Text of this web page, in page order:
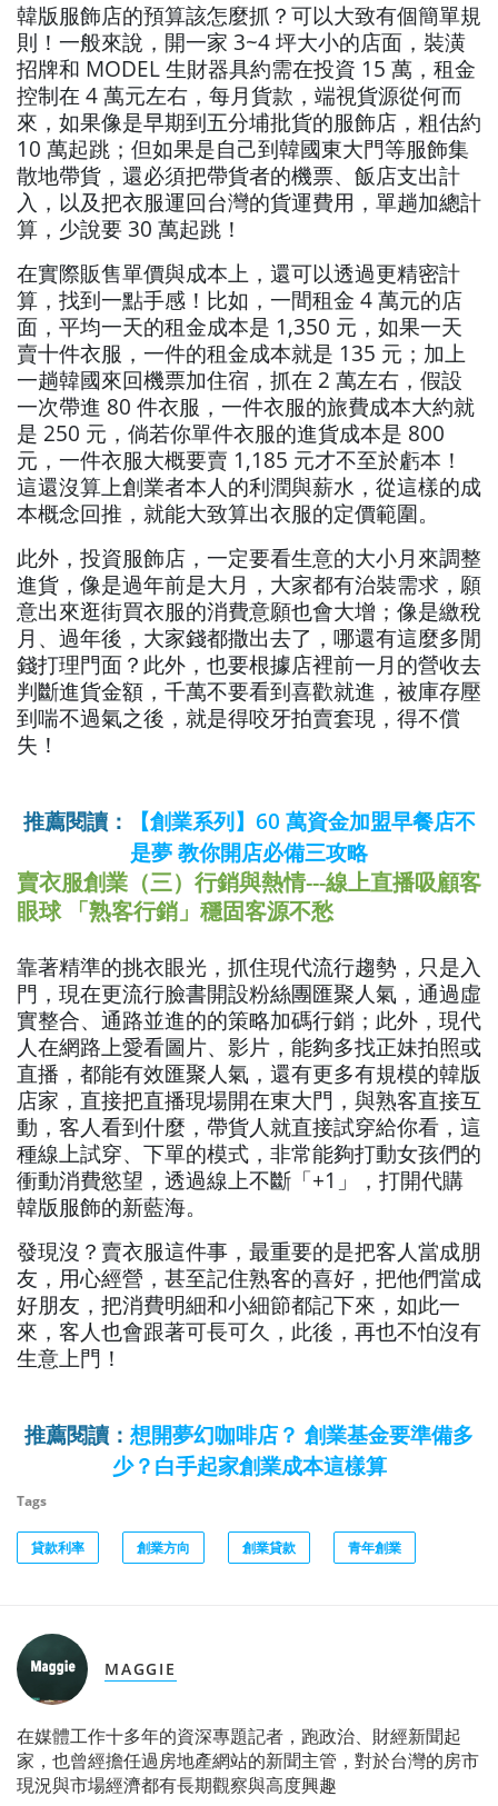
韓版服飾店的預算該怎麼抓？可以大致有個簡單規
則！一般來說，開一家 3~4 坪大小的店面，裝潢
招牌和 MODEL 生財器具約需在投資 15 萬，租金
控制在 4 萬元左右，每月貨款，端視貨源從何而
來，如果像是早期到五分埔批貨的服飾店，粗估約
10 萬起跳；但如果是自己到韓國東大門等服飾集
散地帶貨，還必須把帶貨者的機票、飯店支出計
入，以及把衣服運回台灣的貨運費用，單趟加總計
算，少說要 30 萬起跳！
在實際販售單價與成本上，還可以透過更精密計
算，找到一點手感！比如，一間租金 4 萬元的店
面，平均一天的租金成本是 1,350 元，如果一天
賣十件衣服，一件的租金成本就是 135 元；加上
一趟韓國來回機票加住宿，抓在 2 萬左右，假設
一次帶進 80 件衣服，一件衣服的旅費成本大約就
是 250 元，倘若你單件衣服的進貨成本是 800
元，一件衣服大概要賣 1,185 元才不至於虧本！
這還沒算上創業者本人的利潤與薪水，從這樣的成
本概念回推，就能大致算出衣服的定價範圍。
此外，投資服飾店，一定要看生意的大小月來調整
進貨，像是過年前是大月，大家都有治裝需求，願
意出來逛街買衣服的消費意願也會大增；像是繳稅
月、過年後，大家錢都撒出去了，哪還有這麼多閒
錢打理門面？此外，也要根據店裡前一月的營收去
判斷進貨金額，千萬不要看到喜歡就進，被庫存壓
到喘不過氣之後，就是得咬牙拍賣套現，得不償
失！
推薦閱讀：
【創業系列】60 萬資金加盟早餐店不
是夢 教你開店必備三攻略
賣衣服創業（三）行銷與熱情---線上直播吸顧客
眼球 「熟客行銷」穩固客源不愁
靠著精準的挑衣眼光，抓住現代流行趨勢，只是入
門，現在更流行臉書開設粉絲團匯聚人氣，通過虛
實整合、通路並進的的策略加碼行銷；此外，現代
人在網路上愛看圖片、影片，能夠多找正妹拍照或
直播，都能有效匯聚人氣，還有更多有規模的韓版
店家，直接把直播現場開在東大門，與熟客直接互
動，客人看到什麼，帶貨人就直接試穿給你看，這
種線上試穿、下單的模式，非常能夠打動女孩們的
衝動消費慾望，透過線上不斷「+1」，打開代購
韓版服飾的新藍海。
發現沒？賣衣服這件事，最重要的是把客人當成朋
友，用心經營，甚至記住熟客的喜好，把他們當成
好朋友，把消費明細和小細節都記下來，如此一
來，客人也會跟著可長可久，此後，再也不怕沒有
生意上門！
推薦閱讀： 想開夢幻咖啡店？ 創業基金要準備多
少？白手起家創業成本這樣算
Tags
貸款利率 創業方向 創業貸款 青年創業
MAGGIE
在媒體工作十多年的資深專題記者，跑政治、財經新聞起
家，也曾經擔任過房地產網站的新聞主管，對於台灣的房市
現況與市場經濟都有長期觀察與高度興趣